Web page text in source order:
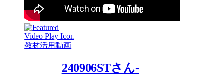
教材活用動画
240906STさん-